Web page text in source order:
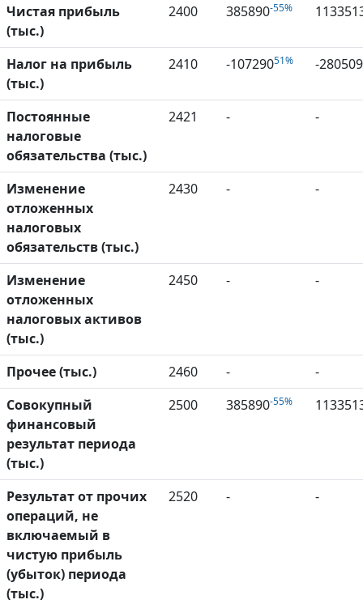
Чистая прибыль
(тыс.)
2400 385890-55%
Налог на прибыль
(тыс.)
2410 -10729051% -280509
Постоянные
налоговые
обязательства (тыс.)
2421 - -
Изменение
отложенных
налоговых
обязательств (тыс.)
2430 - -
Изменение
отложенных
налоговых активов
(тыс.)
2450 - -
Прочее (тыс.) 2460 -
-
Совокупный
финансовый
результат периода
(тыс.)
2500 385890-55%
Результат от прочих
операций, не
включаемый в
чистую прибыль
(убыток) периода
(тыс.)
2520 - -